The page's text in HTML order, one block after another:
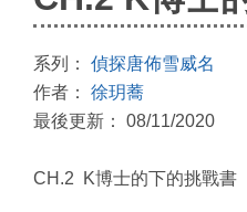
系列： 偵探唐佈雪威名
作者： 徐玥蕎
最後更新： 08/11/2020
CH.2 K博士的下的挑戰書